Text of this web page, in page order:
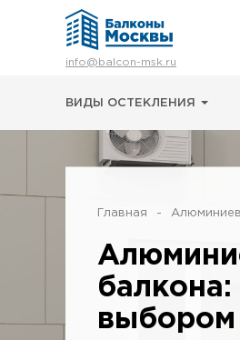
info@balcon-msk.ru
ВИДЫ ОСТЕКЛЕНИЯ
Остекление
Утепление
Виды остекления
Шкафы на балкон
Примеры работ
Статьи и байки
8 (495) 663-54-79
8-929-637-24-04
Главная
выбором